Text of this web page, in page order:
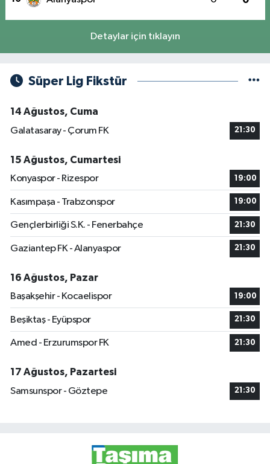
Detaylar için tıklayın
Süper Lig Fikstür
14 Ağustos, Cuma
Galatasaray - Çorum FK
21:30
15 Ağustos, Cumartesi
Konyaspor - Rizespor
19:00
Kasımpaşa - Trabzonspor 19:00
Gençlerbirliği S.K. - Fenerbahçe 21:30
Gaziantep FK - Alanyaspor 21:30
16 Ağustos, Pazar
Başakşehir - Kocaelispor
19:00
Beşiktaş - Eyüpspor 21:30
Amed - Erzurumspor FK 21:30
17 Ağustos, Pazartesi
Samsunspor - Göztepe
21:30